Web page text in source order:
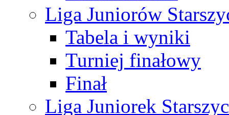
Liga Juniorów
Tabela i wyniki
Turniej finałowy
Finał
Liga Juniorek